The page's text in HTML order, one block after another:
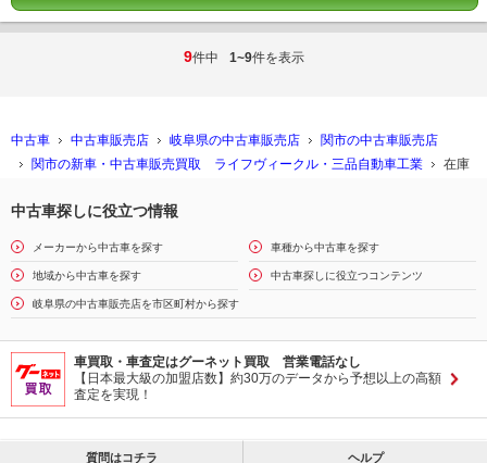
9件中 1~9件を表示
中古車 中古車販売店 岐阜県の中古車販売店
関市の中古車販売店
関市の新車・中古車販売買取 ライフヴィークル・三品自動車工業
在庫
中古車探しに役立つ情報
メーカーから中古車を探す 車種から中古車を探す
地域から中古車を探す 中古車探しに役立つコンテンツ
岐阜県の中古車販売店を市区町村から探す
車買取・車査定はグーネット買取 営業電話なし
【日本最大級の加盟店数】約30万のデータから予想以上の高額
査定を実現！
質問はコチラ ヘルプ